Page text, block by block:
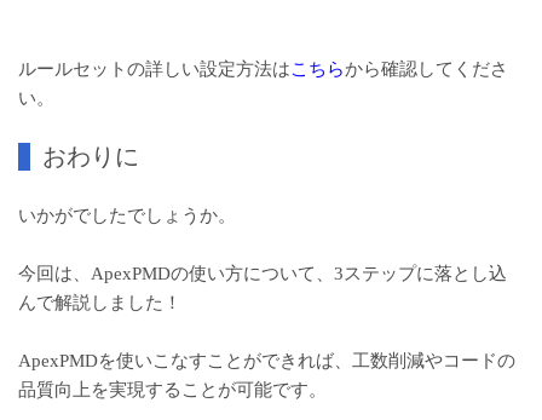
ルールセットの詳しい設定方法はこちらから確認してくださ
い。
おわりに
いかがでしたでしょうか。
今回は、ApexPMDの使い方について、3ステップに落とし込
んで解説しました！
ApexPMDを使いこなすことができれば、工数削減やコードの
品質向上を実現することが可能です。